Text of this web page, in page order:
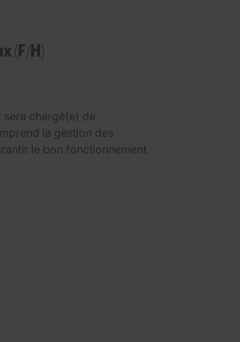
(F/H)
sera chargé(e) de
la gestion des
le bon fonctionnement